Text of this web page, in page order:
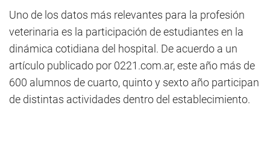
Uno de los datos más relevantes para la profesión
veterinaria es la participación de estudiantes en la
dinámica cotidiana del hospital. De acuerdo a un
artículo publicado por 0221.com.ar, este año más de
600 alumnos de cuarto, quinto y sexto año participan
de distintas actividades dentro del establecimiento.